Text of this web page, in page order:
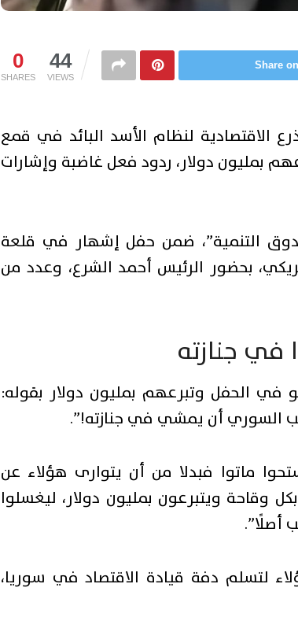
0
SHARES
44
VIEWS
Share
الاقتصادية لنظام الأسد البائد في قمع
بمليون دولار، ردود فعل غاضبة وإشارات
“صندوق التنمية”، ضمن حفل إشهار في قلعة
أكثر من 60 مليون دولار أمريكي، بحضور الرئيس أحمد الشرع، وعدد من
جنازته
الحفل وتبرعهم بمليون دولار بقوله:
السوري أن يمشي في جنازته!”.
ماتوا فبدلا من أن يتوارى هؤلاء عن
وقاحة ويتبرعون بمليون دولار، ليغسلوا
لتسلم دفة قيادة الاقتصاد في سوريا،